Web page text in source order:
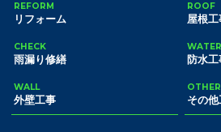
REFORM
リフォーム
CHECK
雨漏り修繕
WALL
外壁工事
ROOF
屋根工
防水工
OTHER
その